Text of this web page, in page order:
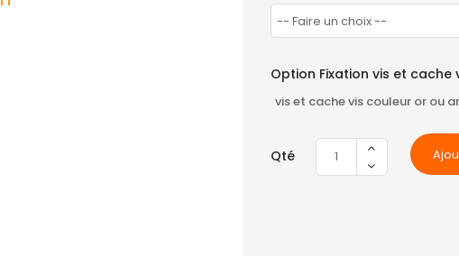
Option Fixation vis et
vis et cache vis couleur or ou
Qté